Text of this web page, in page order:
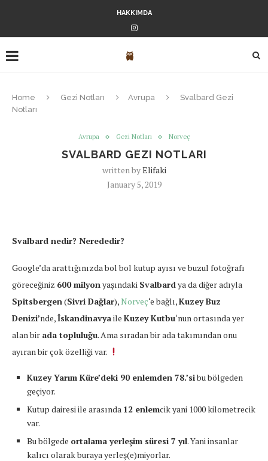
HAKKIMDA
Home Gezi Notları Avrupa
Svalbard Gezi
Notları
Avrupa Gezi Notları Norveç
SVALBARD GEZI NOTLARI
written byElifaki
January 5, 2019
Svalbard nedir? Nerededir?
Google’da arattığınızda bol bol kutup ayısı ve buzul fotoğrafı
göreceğiniz 600 milyonyaşındaki Svalbardya da diğer adıyla
Spitsbergen(Sivri Dağlar),Norveç‘e bağlı,Kuzey Buz
Denizi’nde,İskandinavyaile Kuzey Kutbu‘nun ortasında yer
alan bir ada topluluğu. Ama sıradan bir ada takımından onu
ayıran bir çok özelliği var.
Kuzey Yarım Küre’deki 90 enlemden 78.’sibu bölgeden
geçiyor.
Kutup dairesi ile arasında 12 enlemcik yani 1000 kilometrecik
var.
Bu bölgede ortalama yerleşim süresi 7 yıl. Yani insanlar
kalıcı olarak buraya yerleş(e)miyorlar.